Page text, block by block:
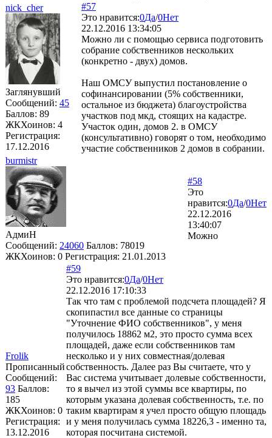
nick_cher
Заглянувший
Сообщений: 45
Баллов: 89
ЖКХоинов: 4
Регистрация:
17.12.2016
#57
Это нравится:0Да/0Нет
22.12.2016 13:34:05
Можно ли с помощью сервиса подготовить
собрание собственников нескольких
(конкретно - двух) домов.
Наш ОМСУ выпустил постановление о
софинансировании (5% собственники,
остальное из бюджета) благоустройства
участков под мкд, стоящих на кадастре.
Участок один, домов 2. в ОМСУ
(консультативно) говорят о том, необходимо
участие собственников 2 домов в собрании.
burmistr
АдмиН
Сообщений: 24060 Баллов: 78019
ЖКХоинов: 0 Регистрация: 21.01.2013
#58
Это
нравится:0Да/0Нет
22.12.2016
13:40:07
Можно
Frolik
Прописанный
Сообщений:
93 Баллов:
185
ЖКХоинов: 0
Регистрация:
13.12.2016
#59
Это нравится:0Да/0Нет
22.12.2016 17:10:33
Так что там с проблемой подсчета площадей? Я
скопипастил все данные со страницы
"Уточнение ФИО собственников", у меня
получилось 18862 м2, это просто сумма всех
площадей, даже если собственников там
несколько и у них совместная/долевая
собственность. Далее раз Вы считаете, что у
Вас система учитывает долевые собственности,
то я вычел из этой суммы все квартиры, по
которым указана долевая собственность, т.е. по
таким квартирам я учел просто общую площадь
и у меня получилась сумма 18226,3 - именно та,
которая посчитана системой.